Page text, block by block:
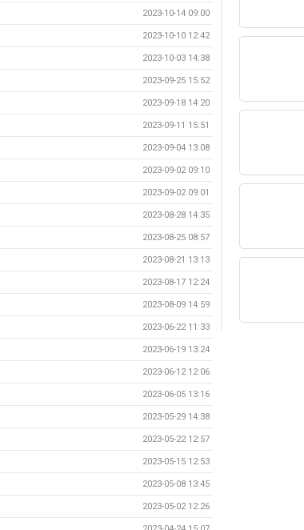
2023-10-14 09:00
2023-10-10 12:42
2023-10-03 14:38
2023-09-25 15:52
2023-09-18 14:20
2023-09-11 15:51
2023-09-04 13:08
2023-09-02 09:10
2023-09-02 09:01
2023-08-28 14:35
2023-08-25 08:57
2023-08-21 13:13
2023-08-17 12:24
2023-08-09 14:59
2023-06-22 11:33
2023-06-19 13:24
2023-06-12 12:06
2023-06-05 13:16
2023-05-29 14:38
2023-05-22 12:57
2023-05-15 12:53
2023-05-08 13:45
2023-05-02 12:26